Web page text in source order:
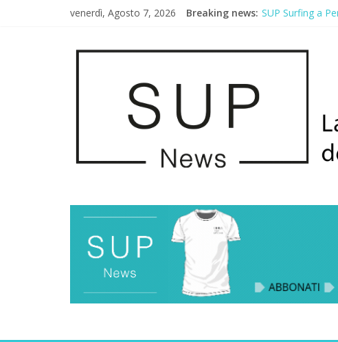
venerdì, Agosto 7, 2026 Breaking news: SUP Surfing a